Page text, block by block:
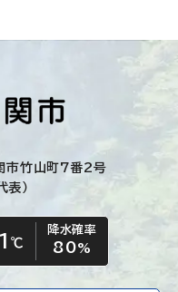
竹山町7番2号
）
り
℃
降水確率
80%